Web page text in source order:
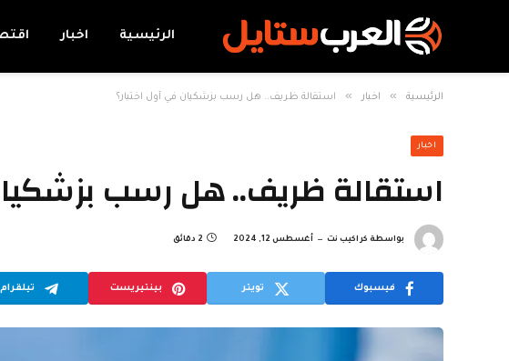
الرئيسية اخبار
الرئيسية » اخبار » استقالة ظريف.. هل رسب بزشكيان في أول اختبار؟
اخبار
استقالة ظريف.. هل رسب
بواسطة كراكيب نت أغسطس 12, 2024 2 دقائق
فيسبوك تويتر بينتيريست تيلقرام